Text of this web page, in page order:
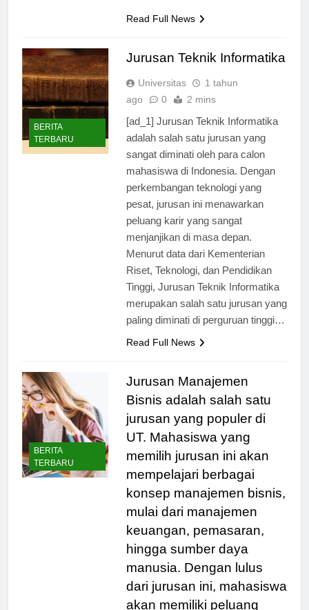
BERITA
TERBARU
Universitas
1 tahun
[ad_1] Jurusan Teknik Informatika
adalah salah satu jurusan yang
sangat diminati oleh para calon
mahasiswa di Indonesia. Dengan
perkembangan teknologi yang
pesat, jurusan ini menawarkan
peluang karir yang sangat
menjanjikan di masa depan.
Menurut data dari Kementerian
Riset, Teknologi, dan Pendidikan
Tinggi, Jurusan Teknik Informatika
merupakan salah satu jurusan yang
BERITA
TERBARU
Jurusan Manajemen
Bisnis adalah salah satu
jurusan yang populer di
UT. Mahasiswa yang
memilih jurusan ini akan
mempelajari berbagai
konsep manajemen bisnis,
mulai dari manajemen
keuangan, pemasaran,
hingga sumber daya
manusia. Dengan lulus
dari jurusan ini, mahasiswa